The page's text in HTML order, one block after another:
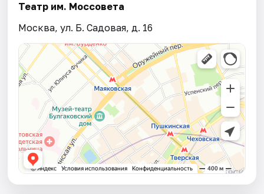
Театр им. Моссовета
Москва, ул. Б. Садовая, д. 16